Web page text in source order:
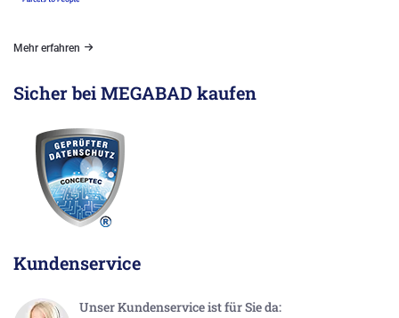
Mehr erfahren
Sicher bei MEGABAD kaufen
Kundenservice
Unser Kundenservice ist für Sie da: